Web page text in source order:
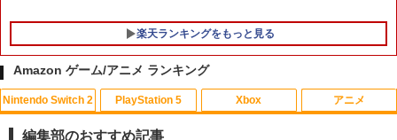
楽天ランキングをもっと見る
1
エレコム PlayStation Portal リモートプ
レーヤー専用 液晶ガラスフィルム/スー
1
【中古】ニード・フォー・スピード アン
ダーカバー
1
【中古】【Blu−ray】輪るピングドラ
ム 1 特典CD・解説書・特集本・ポス
Amazon ゲーム/アニメ ランキング
Nintendo Switch 2 PlayStation 5 Xbox アニメ
編集部のおすすめ記事